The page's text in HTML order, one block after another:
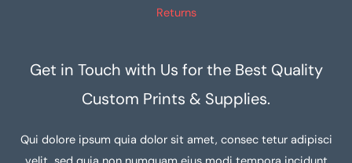
Returns
Get in Touch with Us for the Best Quality
Custom Prints & Supplies.
Qui dolore ipsum quia dolor sit amet, consec tetur adipisci